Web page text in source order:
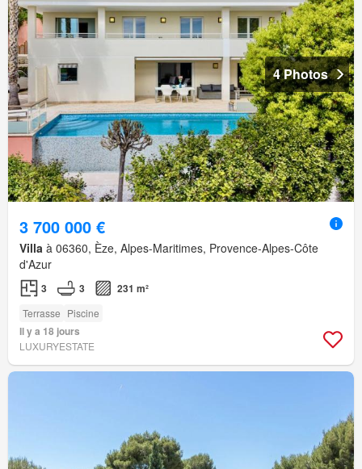
4 Photos
3 700 000 €
Villa à 06360, Èze, Alpes-Maritimes, Provence-Alpes-Côte
d'Azur
3 3 231 m²
Terrasse Piscine
Il y a 18 jours
LUXURYESTATE